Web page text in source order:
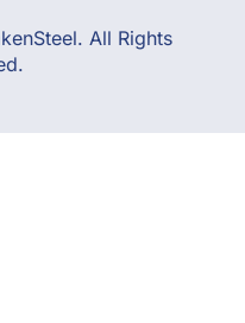
All Rights